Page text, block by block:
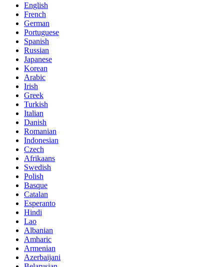
English
French
German
Portuguese
Spanish
Russian
Japanese
Korean
Arabic
Irish
Greek
Turkish
Italian
Danish
Romanian
Indonesian
Czech
Afrikaans
Swedish
Polish
Basque
Catalan
Esperanto
Hindi
Lao
Albanian
Amharic
Armenian
Azerbaijani